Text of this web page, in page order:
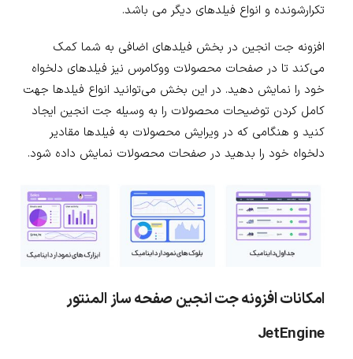
تکرارشونده و انواع فیلدهای دیگر می باشد.
افزونه جت انجین در بخش فیلدهای اضافی به شما کمک
می‌کند تا در صفحات محصولات ووکامرس نیز فیلدهای دلخواه
خود را نمایش دهید. در این بخش می‌توانید انواع فیلدها جهت
کامل کردن توضیحات محصولات را به وسیله جت انجین ایجاد
کنید و هنگامی که در ویرایش محصولات به فیلدها مقادیر
دلخواه خود را بدهید در صفحات محصولات نمایش داده شود.
امکانات افزونه جت انجین صفحه ساز المنتور
JetEngine